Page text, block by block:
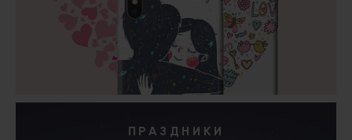
ПРАЗДНИКИ